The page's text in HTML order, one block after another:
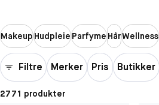
MakeupHudpleieParfymeHårWellness
Filtre Merker Pris Butikker
2771 produkter